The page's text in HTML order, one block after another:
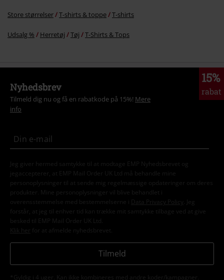
Store størrelser T-shirts & toppe T-shirts
Udsalg % Herretøj Tøj T-Shirts & Tops
15%
rabat
Nyhedsbrev
Tilmeld dig nu og få en rabatkode på 15%! Mere
info
Jeg giver hermed samtykke til at modtage EMP Nyhedsbrevet og
jegaccepterer, at EMP Mail Order UK Ltd må behandle mine
personoplysninger til at sende mig regelmæssige opdateringer om deres
produkter. Mine personoplysninger vil blive behandlet i
overensstemmelse med bestemmelserne i
Data Privacy Policy
. Jeg
forstår, at jeg til enhver tid kan trække mit samtykke tilbage ved at give
besked til EMP Mail Order UK Ltd.
Klik her
for at afmelde nyhedsbrevet.
Tilmeld
*Gyldig i 4 uger. Kan ikke kombineres med andre koder/kampagner.